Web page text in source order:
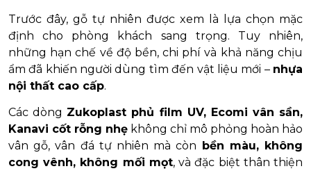
Trước đây, gỗ tự nhiên được xem là lựa chọn mặc
định cho phòng khách sang trọng. Tuy nhiên,
những hạn chế về độ bền, chi phí và khả năng chịu
ẩm đã khiến người dùng tìm đến vật liệu mới – nhựa
nội thất cao cấp.
Các dòng Zukoplast phủ film UV, Ecomi vân sần,
Kanavi cốt rỗng nhẹ không chỉ mô phỏng hoàn hảo
vân gỗ, vân đá tự nhiên mà còn bền màu, không
cong vênh, không mối mọt, và đặc biệt thân thiện